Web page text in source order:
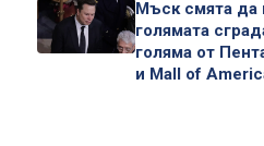
Мъск смята да
голямата
голяма от
и Mall of